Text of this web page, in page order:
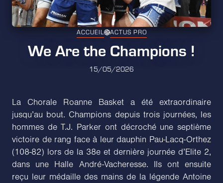
ACCUEIL ACTUS PRO
We Are the Champions !
15/05/2026
La Chorale Roanne Basket a été extraordinaire
jusqu’au bout. Champions depuis trois journées, les
hommes de T.J. Parker ont décroché une septième
victoire de rang face à leur dauphin Pau-Lacq-Orthez
(108-82) lors de la 38e et dernière journée d’Elite 2,
dans une Halle André-Vacheresse. Ils ont ensuite
reçu leur médaille des mains de la légende Antoine